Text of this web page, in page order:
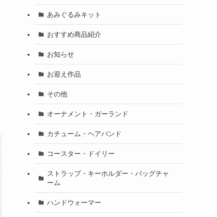
あみぐるみキット
おすすめ商品紹介
お知らせ
お迎え作品
その他
オーナメント・ガーランド
カチューム・ヘアバンド
コースター・ドイリー
ストラップ・キーホルダー・バッグチャ
ーム
ハンドウォーマー